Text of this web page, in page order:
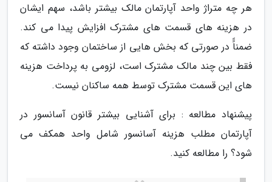
هر چه متراژ واحد آپارتمان مالک بیشتر باشد، سهم ایشان
در هزینه های قسمت های مشترک افزایش پیدا می کند.
ضمناًً در صورتی که بخش هایی از ساختمان وجود داشته که
فقط بین چند مالک مشترک است، لزومی به پرداخت هزینه
های این قسمت مشترک توسط همه ساکنان نیست.
پیشنهاد مطالعه : برای آشنایی بیشتر قانون آسانسور در
آپارتمان مطلب هزینه آسانسور شامل واحد همکف می
شود؟ را مطالعه کنید.